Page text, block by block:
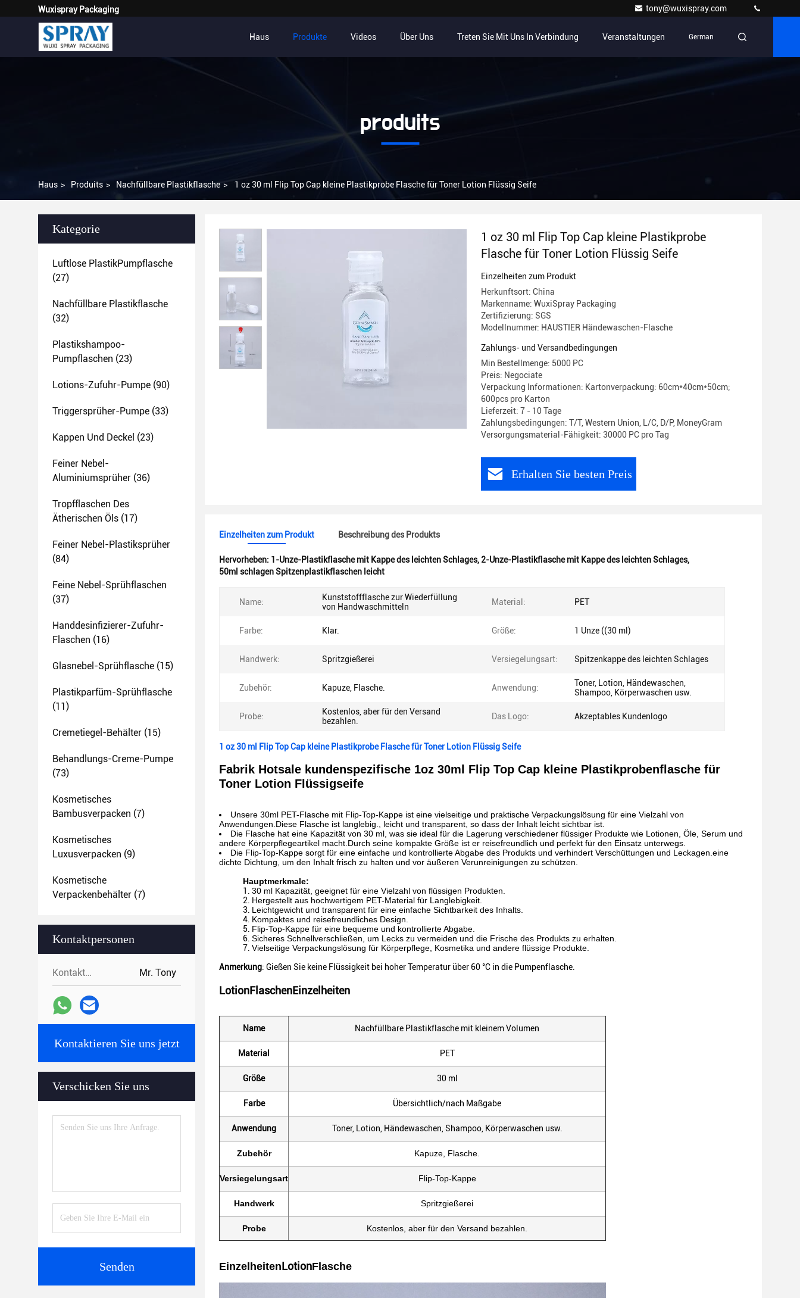
Wuxispray Packaging tony@wuxispray.com
Haus Produkte Videos Über Uns Treten Sie Mit Uns In Verbindung Veranstaltungen German
produits
Haus > Produits > Nachfüllbare Plastikflasche > 1 oz 30 ml Flip Top Cap kleine Plastikprobe Flasche für Toner Lotion Flüssig Seife
Kategorie
Luftlose PlastikPumpflasche
(27)
Nachfüllbare Plastikflasche
(32)
Plastikshampoo-
Pumpflaschen (23)
Lotions-Zufuhr-Pumpe (90)
Triggersprüher-Pumpe (33)
Kappen Und Deckel (23)
Feiner Nebel-
Aluminiumsprüher (36)
Tropfflaschen Des
Ätherischen Öls (17)
Feiner Nebel-Plastiksprüher
(84)
Feine Nebel-Sprühflaschen
(37)
Handdesinfizierer-Zufuhr-
Flaschen (16)
Glasnebel-Sprühflasche (15)
Plastikparfüm-Sprühflasche
(11)
Cremetiegel-Behälter (15)
Behandlungs-Creme-Pumpe
(73)
Kosmetisches
Bambusverpacken (7)
Kosmetisches
Luxusverpacken (9)
Kosmetische
Verpackenbehälter (7)
Kontaktpersonen
Kontaktpersonen: Mr. Tony
Kontaktieren Sie uns jetzt
Verschicken Sie uns
Senden
1 oz 30 ml Flip Top Cap kleine Plastikprobe
Flasche für Toner Lotion Flüssig Seife
Einzelheiten zum Produkt
Herkunftsort: China
Markenname: WuxiSpray Packaging
Zertifizierung: SGS
Modellnummer: HAUSTIER Händewaschen-Flasche
Zahlungs- und Versandbedingungen
Min Bestellmenge: 5000 PC
Preis: Negociate
Verpackung Informationen: Kartonverpackung: 60cm*40cm*50cm;
600pcs pro Karton
Lieferzeit: 7 - 10 Tage
Zahlungsbedingungen: T/T, Western Union, L/C, D/P, MoneyGram
Versorgungsmaterial-Fähigkeit: 30000 PC pro Tag
Erhalten Sie besten Preis
Einzelheiten zum Produkt Beschreibung des Produkts
Hervorheben: 1-Unze-Plastikflasche mit Kappe des leichten Schlages, 2-Unze-Plastikflasche mit Kappe des leichten Schlages,
50ml schlagen Spitzenplastikflaschen leicht
Name:
Kunststoffflasche zur Wiederfüllung
von Handwaschmitteln
Material: PET
Farbe: Klar. Größe: 1 Unze ((30 ml)
Handwerk: Spritzgießerei Versiegelungsart: Spitzenkappe des leichten Schlages
Zubehör: Kapuze, Flasche. Anwendung:
Toner, Lotion, Händewaschen,
Shampoo, Körperwaschen usw.
Probe:
Kostenlos, aber für den Versand
bezahlen.
Das Logo: Akzeptables Kundenlogo
1 oz 30 ml Flip Top Cap kleine Plastikprobe Flasche für Toner Lotion Flüssig Seife
Fabrik Hotsale kundenspezifische 1oz 30ml Flip Top Cap kleine Plastikprobenflasche für
Toner Lotion Flüssigseife
Unsere 30ml PET-Flasche mit Flip-Top-Kappe ist eine vielseitige und praktische Verpackungslösung für eine Vielzahl von
Anwendungen.Diese Flasche ist langlebig., leicht und transparent, so dass der Inhalt leicht sichtbar ist.
Die Flasche hat eine Kapazität von 30 ml, was sie ideal für die Lagerung verschiedener flüssiger Produkte wie Lotionen, Öle, Serum und
andere Körperpflegeartikel macht.Durch seine kompakte Größe ist er reisefreundlich und perfekt für den Einsatz unterwegs.
Die Flip-Top-Kappe sorgt für eine einfache und kontrollierte Abgabe des Produkts und verhindert Verschüttungen und Leckagen.eine
dichte Dichtung, um den Inhalt frisch zu halten und vor äußeren Verunreinigungen zu schützen.
Hauptmerkmale:
30 ml Kapazität, geeignet für eine Vielzahl von flüssigen Produkten.
Hergestellt aus hochwertigem PET-Material für Langlebigkeit.
Leichtgewicht und transparent für eine einfache Sichtbarkeit des Inhalts.
Kompaktes und reisefreundliches Design.
Flip-Top-Kappe für eine bequeme und kontrollierte Abgabe.
Sicheres Schnellverschließen, um Lecks zu vermeiden und die Frische des Produkts zu erhalten.
Vielseitige Verpackungslösung für Körperpflege, Kosmetika und andere flüssige Produkte.
Anmerkung: Gießen Sie keine Flüssigkeit bei hoher Temperatur über 60 °C in die Pumpenflasche.
LotionFlaschenEinzelheiten
Name Nachfüllbare Plastikflasche mit kleinem Volumen
Material PET
Größe 30 ml
Farbe Übersichtlich/nach Maßgabe
Anwendung Toner, Lotion, Händewaschen, Shampoo, Körperwaschen usw.
Zubehör Kapuze, Flasche.
Versiegelungsart Flip-Top-Kappe
Handwerk Spritzgießerei
Probe Kostenlos, aber für den Versand bezahlen.
EinzelheitenLotionFlasche